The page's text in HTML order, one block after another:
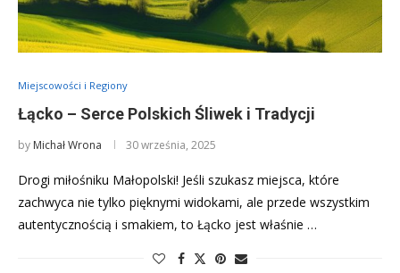
Miejscowości i Regiony
Łącko – Serce Polskich Śliwek i Tradycji
by Michał Wrona 30 września, 2025
Drogi miłośniku Małopolski! Jeśli szukasz miejsca, które
zachwyca nie tylko pięknymi widokami, ale przede wszystkim
autentycznością i smakiem, to Łącko jest właśnie …